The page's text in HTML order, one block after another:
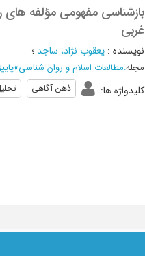
بازشناسی مفهومی مؤلفه
غربی
نویسنده : یعقوب نژاد، ساجد ؛
مجله:مطالعات اسلام و روان شناسی»پاییز 1404 -
کلیدواژه ها: ذهن آگاهی